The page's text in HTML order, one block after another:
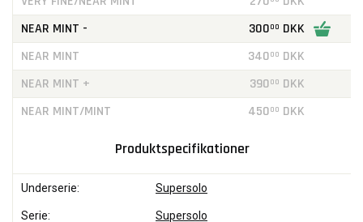
NEAR MINT -
30000 DKK
NEAR MINT
34000 DKK
NEAR MINT +
39000 DKK
NEAR MINT/MINT
45000 DKK
Produktspecifikationer
Underserie: Supersolo
Serie: Supersolo